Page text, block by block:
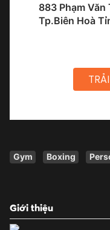
883 Phạm
Tp.Biên Hoà
Gym Boxing
Giới thiệu